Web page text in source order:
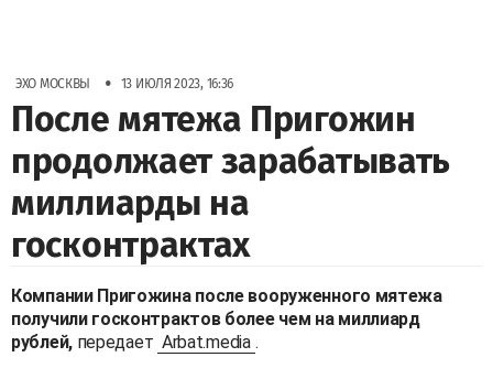
ЭХО МОСКВЫ • 13 ИЮЛЯ 2023, 16:36
После мятежа Пригожин
продолжает зарабатывать
миллиарды на
госконтрактах
Компании Пригожина после вооруженного мятежа
получили госконтрактов более чем на миллиард
рублей,передает Arbat.media .